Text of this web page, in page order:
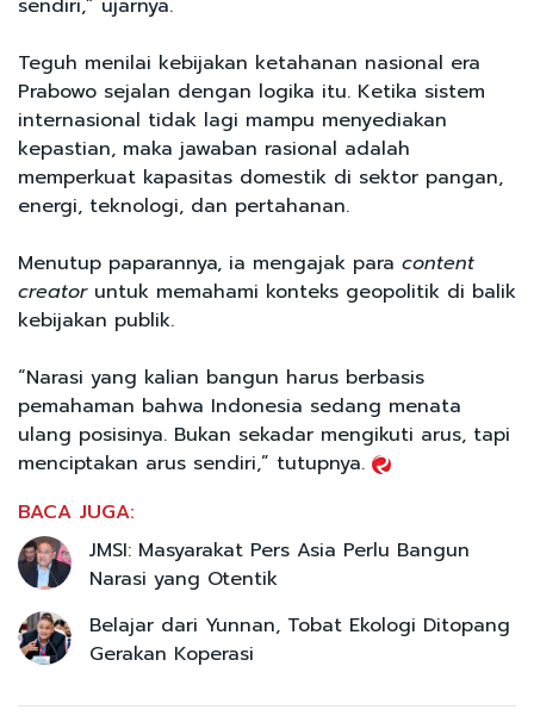
sendiri,” ujarnya.
Teguh menilai kebijakan ketahanan nasional era
Prabowo sejalan dengan logika itu. Ketika sistem
internasional tidak lagi mampu menyediakan
kepastian, maka jawaban rasional adalah
memperkuat kapasitas domestik di sektor pangan,
energi, teknologi, dan pertahanan.
Menutup paparannya, ia mengajak para content
creatoruntuk memahami konteks geopolitik di balik
kebijakan publik.
“Narasi yang kalian bangun harus berbasis
pemahaman bahwa Indonesia sedang menata
ulang posisinya. Bukan sekadar mengikuti arus, tapi
menciptakan arus sendiri,” tutupnya.
BACA JUGA:
JMSI: Masyarakat Pers Asia Perlu Bangun
Narasi yang Otentik
Belajar dari Yunnan, Tobat Ekologi Ditopang
Gerakan Koperasi